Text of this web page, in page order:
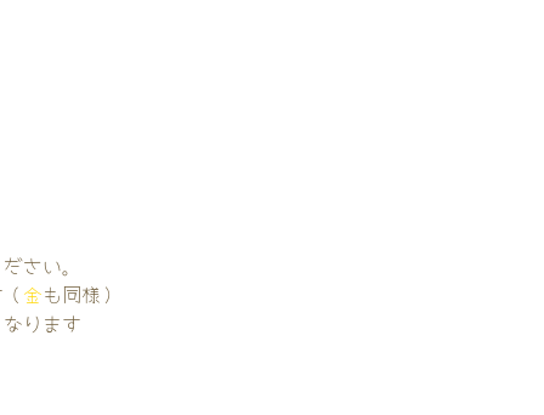
さい。
金も同様）
ります